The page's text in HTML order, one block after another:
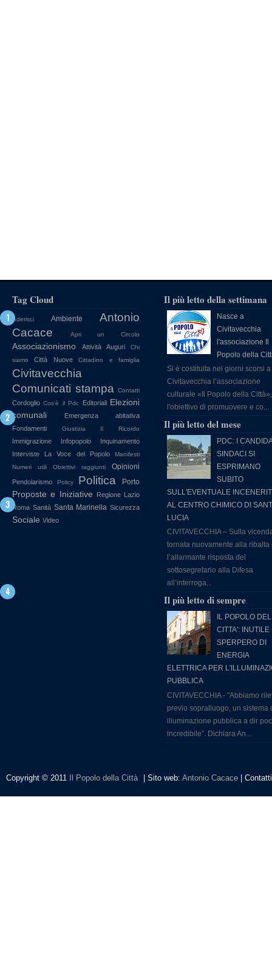
Tag Cloud
Aderisci Ambiente
Antonio
Cacace
Apri un Circolo
Associazionismo Attività Auguri
Chi
siamo
Città Nuove Cittadino e famiglia
Civitavecchia
Comunicati stampa
Contatti
Cordoglio Cos'è il Pdc Editoriali Elezioni
comunali
Emergenza abitativa
Fondamenti
Giustizia Il Ricordo
Immigrazione Infopopolo
Inquinamento
Interviste
La Voce del Popolo
Manifesti
Numeri utili
Obiettivi raggiunti Opinioni
Pendolarismo Policy Politica Porto
Proposte e Iniziative
Regione Lazio
Roma Sanità Santa Marinella Sicurezza
Sociale Video
Il più letto della settimana
Nasce a
Civitavecchia
l'associazione Il
Popolo della
Si è costituita nei giorni scorsi a
Civitavecchia l’associazione
culturale «Il Popolo della
l'obiettivo di promuovere e co...
Il più letto del mese
PDC: I
SINDACI SI
ESPRIMANO
SUBITO
SULL'EVENTUALE
AL CENTRO CHIMICO DI
LUCIA
CIVITAVECCHIA – Sulla
tornata nuovamente alla ribalta
l’allarmante risposta del
sottosegretario alla Difesa
all’interroga...
Il più letto di sempre
IL POPOLO
CITTA': INUTILE
SPERPERO DI
ENERGIA
ELETTRICA PER
PUBBLICA
CIVITAVECCHIA - "Abbiamo
previo sopralluogo, un sistema
illuminazione pubblica a dir
incredibile”. Dichiara An...
Copyright © 2011 Il Popolo della Città | Sito web: Antonio Cacace |